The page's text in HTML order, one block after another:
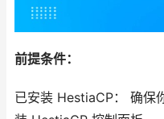
前提条件：
已安装 HestiaCP： 确保